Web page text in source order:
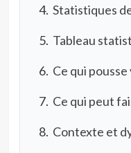
Statistiques
Tableau
Ce qui
Ce qui peut
Contexte et